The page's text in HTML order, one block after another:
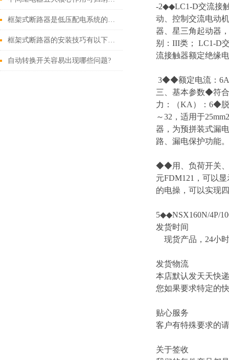
框架式断路器是低压配电系统的核心保护设备
框架式断路器的安装技巧有以下这些
自动转换开关容易出现哪些问题?
-2◆◆LC1-D交流接
动、控制交流电动
器、星三角起动器
别：III类； LC1-D
流接触器额定绝缘
3◆◆额定电流：6A
三、基本参数◆符
力：（KA）：6◆
～32，适用于
器，为预拼装式漏
路、漏电保护功能
◆◆用、负荷开关、
元FDM121，可以
的电操，可以实现
5◆◆NSX160N/4P/
发货时间
现货产品，24小
发货物流
本店默认发天天快
您如果要求特定的
贴心服务
客户有特殊要求的
关于签收